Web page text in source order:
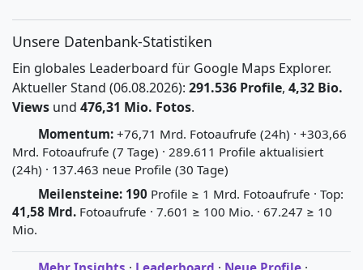
Unsere Datenbank-Statistiken
Ein globales Leaderboard für Google Maps Explorer.
Aktueller Stand (06.08.2026): 291.536 Profile, 4,32 Bio.
Views und 476,31 Mio. Fotos.
Momentum: +76,71 Mrd. Fotoaufrufe (24h) · +303,66
Mrd. Fotoaufrufe (7 Tage) · 289.611 Profile aktualisiert
(24h) · 137.463 neue Profile (30 Tage)
Meilensteine: 190 Profile ≥ 1 Mrd. Fotoaufrufe · Top:
41,58 Mrd. Fotoaufrufe · 7.601 ≥ 100 Mio. · 67.247 ≥ 10
Mio.